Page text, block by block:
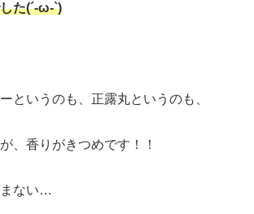
た(´-ω-`)
というのも、正露丸というのも、
、香りがきつめです！！
ない…